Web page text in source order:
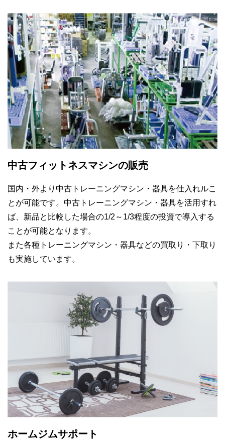
中古フィットネスマシンの販売
国内・外より中古トレーニングマシン・器具を仕入れルこ
とが可能です。中古トレーニングマシン・器具を活用すれ
ば、新品と比較した場合の1/2～1/3程度の投資で導入する
ことが可能となります。
また各種トレーニングマシン・器具などの買取り・下取り
も実施しています。
ホームジムサポート